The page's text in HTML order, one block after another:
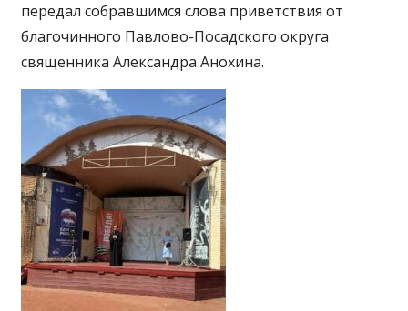
передал собравшимся слова приветствия от
благочинного Павлово-Посадского округа
священника Александра Анохина.